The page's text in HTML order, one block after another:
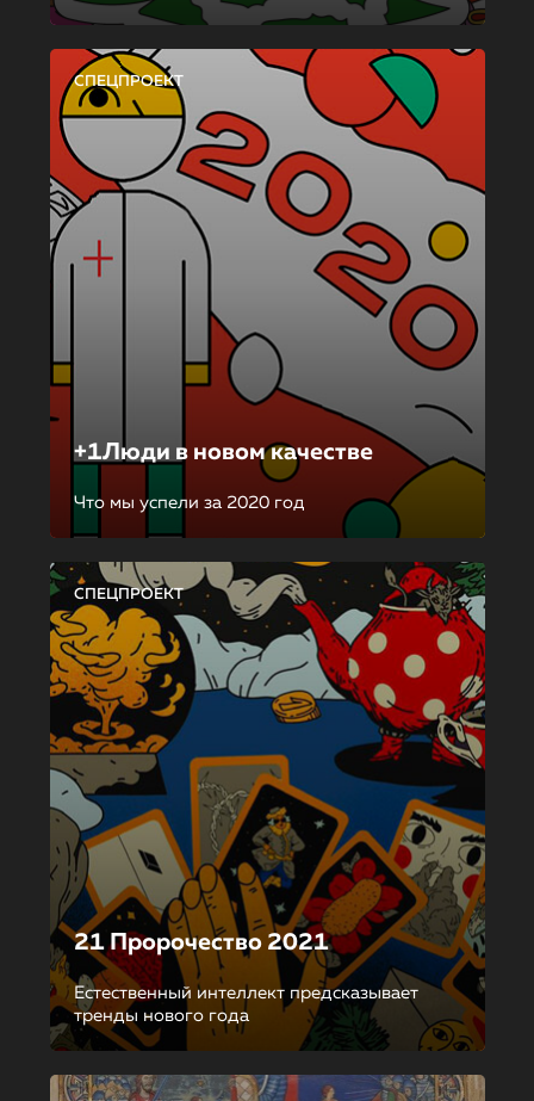
СПЕЦПРОЕКТ
+1Люди в новом качестве
Что мы успели за 2020 год
СПЕЦПРОЕКТ
21 Пророчество 2021
Естественный интеллект предсказывает
тренды нового года